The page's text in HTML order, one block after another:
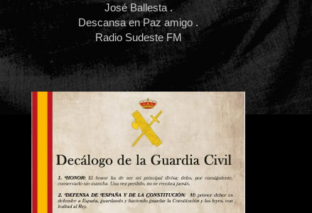
José Ballesta .
Descansa en Paz amigo .
Radio Sudeste FM